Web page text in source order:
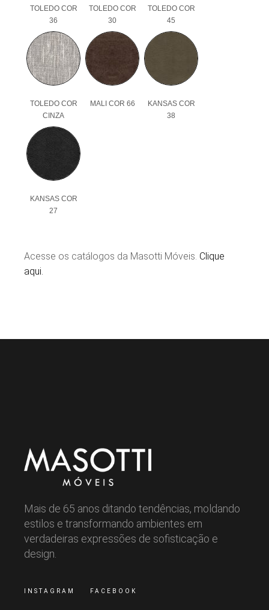
TOLEDO COR
36
TOLEDO COR
30
TOLEDO COR
45
TOLEDO COR
CINZA
MALI COR 66
KANSAS COR
38
KANSAS COR
27
Acesse os catálogos da Masotti Móveis. Clique
aqui.
Mais de 65 anos ditando tendências, moldando
estilos e transformando ambientes em
verdadeiras expressões de sofisticação e
design.
INSTAGRAM FACEBOOK